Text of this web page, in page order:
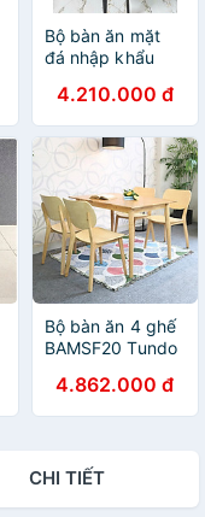
Bộ bàn ăn mặt
đá nhập khẩu
đại CTL04 Juno
Sofa nhiều lựa
chọn
4.210.000 đ
Bộ bàn ăn 4 ghế
BAMSF20 Tundo
cho chung cư,
căn hộ
4.862.000 đ
CHI TIẾT